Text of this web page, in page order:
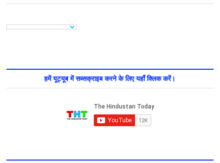
हमें यूट्यूब में सब्सक्राइब करने के लिए यहाँ क्लिक करें।